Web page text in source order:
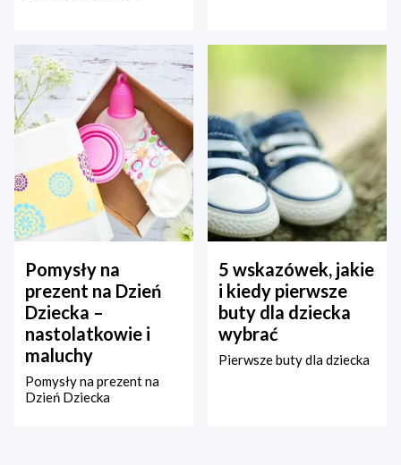
Pomysły na
prezent na Dzień
Dziecka –
nastolatkowie i
maluchy
Pomysły na prezent na
Dzień Dziecka
5 wskazówek, jakie
i kiedy pierwsze
buty dla dziecka
wybrać
Pierwsze buty dla dziecka